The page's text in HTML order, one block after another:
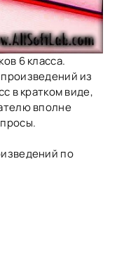
6 класса.
из
в кратком виде,
вполне
по